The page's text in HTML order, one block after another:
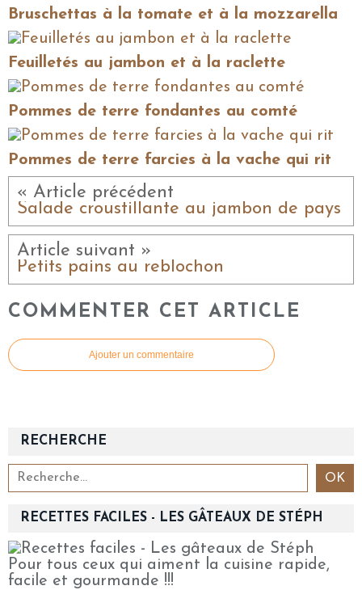
Bruschettas à la tomate et à la mozzarella
Feuilletés au jambon et à la raclette
Pommes de terre fondantes au comté
Pommes de terre farcies à la vache qui rit
« Article précédent
Salade croustillante au jambon de pays
Article suivant »
Petits pains au reblochon
COMMENTER CET ARTICLE
Ajouter un commentaire
RECHERCHE
RECETTES FACILES - LES GÂTEAUX DE STÉPH
Pour tous ceux qui aiment la cuisine rapide,
facile et gourmande !!!